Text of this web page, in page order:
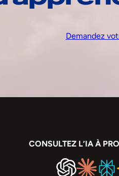
Demandez
CONSULTEZ L’IA À